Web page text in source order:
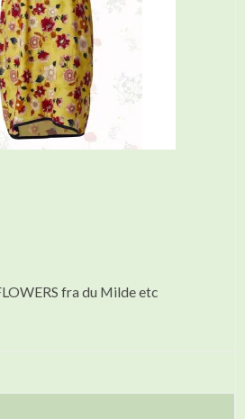
fra du Milde etc